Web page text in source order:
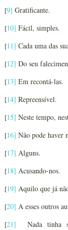
[9] Gratificante.
[10] Fácil, simples.
[11] Cada uma das
[12] Do seu
[13] Em recontá-las.
[14] Repreensível.
[15] Neste tempo,
[16] Não pode haver
[17] Alguns.
[18] Acusando-nos.
[19] Aquilo que já
[20] A esses outros
[21] Nada tinha